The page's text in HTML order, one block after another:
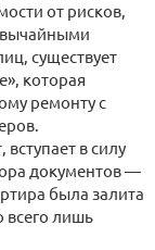
от рисков,
существует
которая
ремонту с
в силу
документов —
была залита
всего лишь